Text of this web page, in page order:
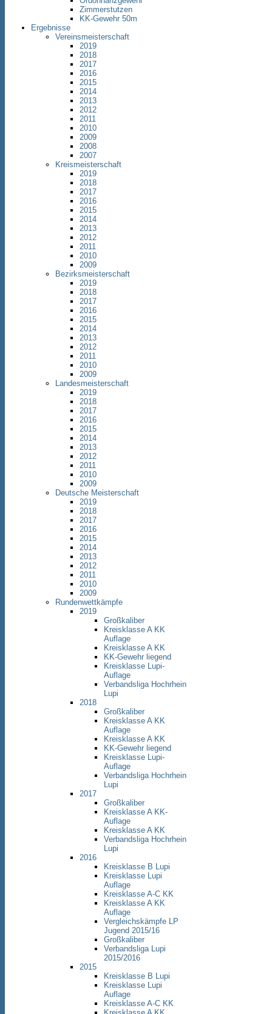
Zimmerstutzen
KK-Gewehr 50m
Ergebnisse
Vereinsmeisterschaft
2019
2018
2017
2016
2015
2014
2013
2012
2011
2010
2009
2008
2007
Kreismeisterschaft
2019
2018
2017
2016
2015
2014
2013
2012
2011
2010
2009
Bezirksmeisterschaft
2019
2018
2017
2016
2015
2014
2013
2012
2011
2010
2009
Landesmeisterschaft
2019
2018
2017
2016
2015
2014
2013
2012
2011
2010
2009
Deutsche Meisterschaft
2019
2018
2017
2016
2015
2014
2013
2012
2011
2010
2009
Rundenwettkämpfe
2019
Großkaliber
Kreisklasse A KK
Auflage
Kreisklasse A KK
KK-Gewehr liegend
Kreisklasse Lupi-
Auflage
Verbandsliga Hochrhein
Lupi
2018
Großkaliber
Kreisklasse A KK
Auflage
Kreisklasse A KK
KK-Gewehr liegend
Kreisklasse Lupi-
Auflage
Verbandsliga Hochrhein
Lupi
2017
Großkaliber
Kreisklasse A KK-
Auflage
Kreisklasse A KK
Verbandsliga Hochrhein
Lupi
2016
Kreisklasse B Lupi
Kreisklasse Lupi
Auflage
Kreisklasse A-C KK
Kreisklasse A KK
Auflage
Vergleichskämpfe LP
Jugend 2015/16
Großkaliber
Verbandsliga Lupi
2015/2016
2015
Kreisklasse B Lupi
Kreisklasse Lupi
Auflage
Kreisklasse A-C KK